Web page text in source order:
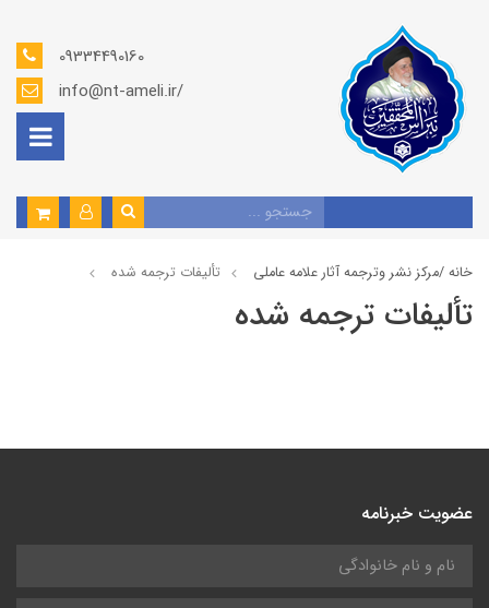
09334490160
info@nt-ameli.ir/
خانه /مركز نشر وترجمه آثار علامه عاملی تألیفات ترجمه شده
تألیفات ترجمه شده
عضویت خبرنامه